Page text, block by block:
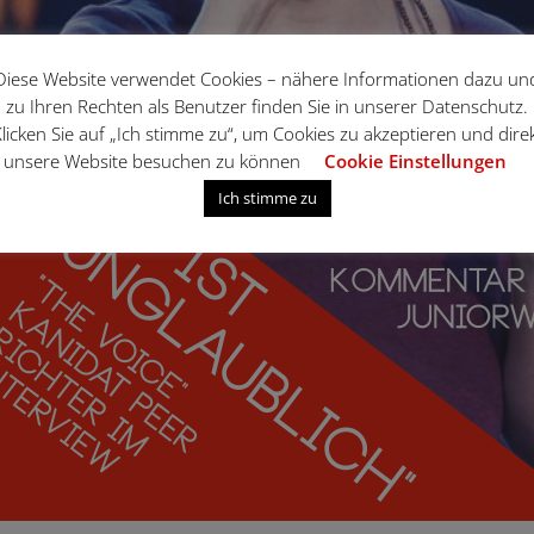
Website verwendet Cookies – nähere Informationen dazu
zu Ihren Rechten als Benutzer finden Sie in unserer Datenschutz.
Sie auf „Ich stimme zu“, um Cookies zu akzeptieren und
unsere Website besuchen zu können
Cookie Einstellungen
Ich stimme zu